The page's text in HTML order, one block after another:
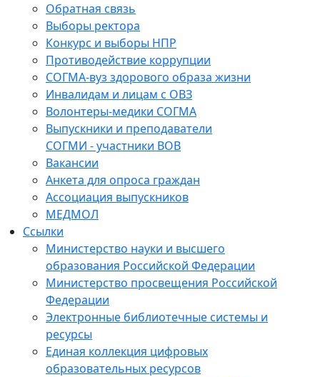
Обратная связь
Выборы ректора
Конкурс и выборы НПР
Противодействие коррупции
СОГМА-вуз здорового образа жизни
Инвалидам и лицам с ОВЗ
Волонтеры-медики СОГМА
Выпускники и преподаватели
СОГМИ - участники ВОВ
Вакансии
Анкета для опроса граждан
Ассоциация выпускников
МЕДМОЛ
Ссылки
Министерство науки и высшего
образования Российской Федерации
Министерство просвещения Российской
Федерации
Электронные библиотечные системы и
ресурсы
Единая коллекция цифровых
образовательных ресурсов